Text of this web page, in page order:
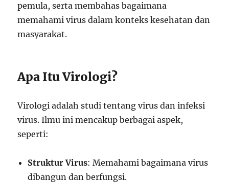
pemula, serta membahas bagaimana
memahami virus dalam konteks kesehatan dan
masyarakat.
Apa Itu Virologi?
Virologi adalah studi tentang virus dan infeksi
virus. Ilmu ini mencakup berbagai aspek,
seperti:
Struktur Virus: Memahami bagaimana virus
dibangun dan berfungsi.